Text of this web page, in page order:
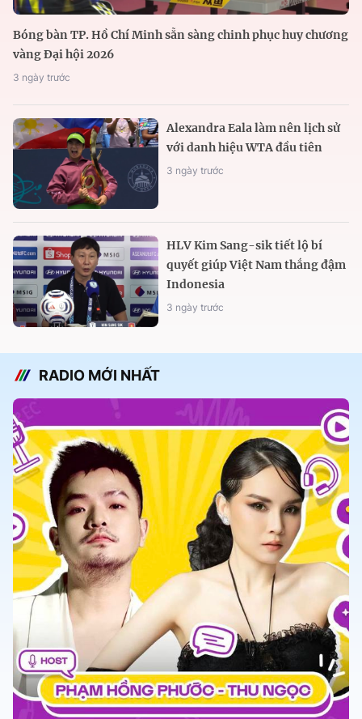
Bóng bàn TP. Hồ Chí Minh sẵn sàng chinh phục huy chương
vàng Đại hội 2026
3 ngày trước
Alexandra Eala làm nên lịch sử
với danh hiệu WTA đầu tiên
3 ngày trước
HLV Kim Sang-sik tiết lộ bí
quyết giúp Việt Nam thắng đậm
Indonesia
3 ngày trước
RADIO MỚI NHẤT